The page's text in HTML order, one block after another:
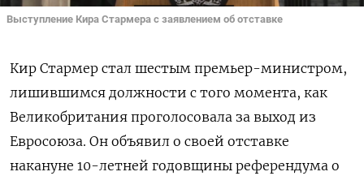
Выступление Кира Стармера с заявлением об отставке
Кир Стармер стал шестым премьер-министром,
лишившимся должности с того момента, как
Великобритания проголосовала за выход из
Евросоюза. Он объявил о своей отставке
накануне 10-летней годовщины референдума о